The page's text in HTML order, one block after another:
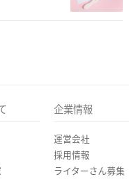
企業情報
運営会社
採用情報
ライターさん募集